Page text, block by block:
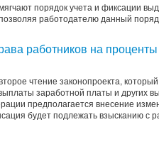
порядок учета и фиксации
работодателю данный
работников на
чтение законопроекта,
заработной платы и других
предполагается внесение
будет подлежать взысканию с